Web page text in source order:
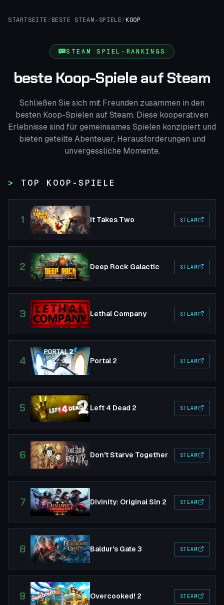
STARTSEITE / BESTE STEAM-SPIELE/ KOOP
STEAM SPIEL-RANKINGS
beste Koop-Spiele auf Steam
Schließen Sie sich mit Freunden zusammen in den
besten Koop-Spielen auf Steam. Diese kooperativen
Erlebnisse sind für gemeinsames Spielen konzipiert und
bieten geteilte Abenteuer, Herausforderungen und
unvergessliche Momente.
TOP KOOP-SPIELE
1 It Takes Two STEAM
2 Deep Rock Galactic STEAM
3 Lethal Company STEAM
4 Portal 2 STEAM
5 Left 4 Dead 2 STEAM
6 Don't Starve Together STEAM
7 Divinity: Original Sin 2 STEAM
8 Baldur's Gate 3 STEAM
9 Overcooked! 2 STEAM